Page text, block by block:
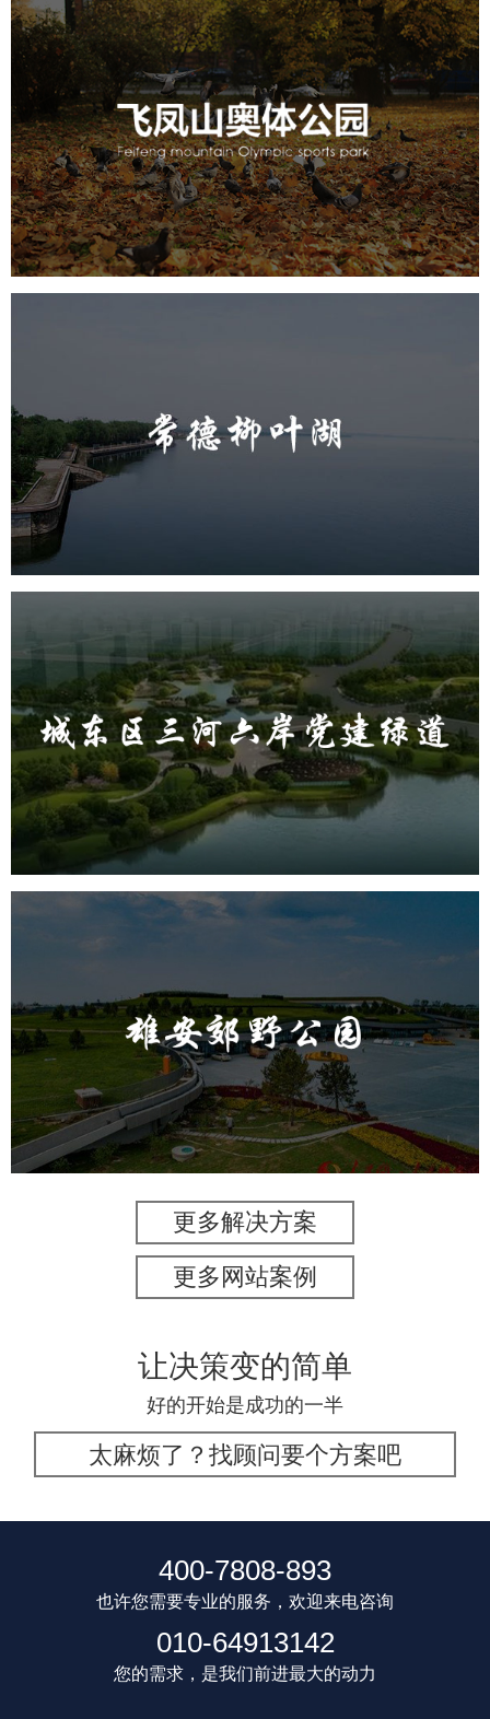
飞凤山奥体公园
旅游休闲 公园 AI人工智能
智慧公园
智慧体育公园
智能步道 智能大数据平台
AR太极
智能体测
旅游休闲
城东区三河六岸党建绿道
旅游休闲 公园 AI人工智能 智慧公园
智能步道
AR太极
智能大数据平台
公园 AI人工智能 智慧公园
智能照明系统
智能垃圾桶
更多解决方案
更多网站案例
让决策变的简单
好的开始是成功的一半
太麻烦了？找顾问要个方案吧
400-7808-893
也许您需要专业的服务，欢迎来电咨询
010-64913142
您的需求，是我们前进最大的动力